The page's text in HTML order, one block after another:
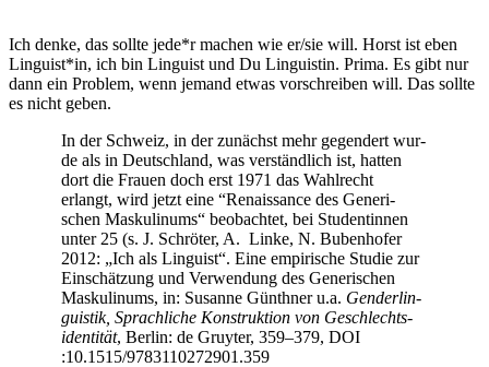
Ich den­ke, das soll­te jede*r machen wie er/sie will. Horst ist eben
Linguist*in, ich bin Lin­gu­ist und Du Lin­gu­is­tin. Pri­ma. Es gibt nur
dann ein Pro­blem, wenn jemand etwas vor­schrei­ben will. Das soll­te
es nicht geben.
In der Schweiz, in der zunächst mehr gegen­dert wur­
de als in Deutsch­land, was ver­ständ­lich ist, hat­ten
dort die Frau­en doch erst 1971 das Wahl­recht
erlangt, wird jetzt eine “Renais­sance des Gene­ri­
schen Mas­ku­li­nums“ beob­ach­tet, bei Stu­den­tin­nen
unter 25 (s. J. Schrö­ter, A. Lin­ke, N. Buben­ho­fer
2012: „Ich als Lin­gu­ist“. Eine empi­ri­sche Stu­die zur
Ein­schät­zung und Ver­wen­dung des Gene­ri­schen
Mas­ku­li­nums, in: Susan­ne Günth­ner u.a. Gen­der­lin­
gu­is­tik, Sprach­li­che Kon­struk­ti­on von Geschlechts­
iden­ti­tät, Ber­lin: de Gruy­ter, 359–379, DOI
:10.1515/9783110272901.359